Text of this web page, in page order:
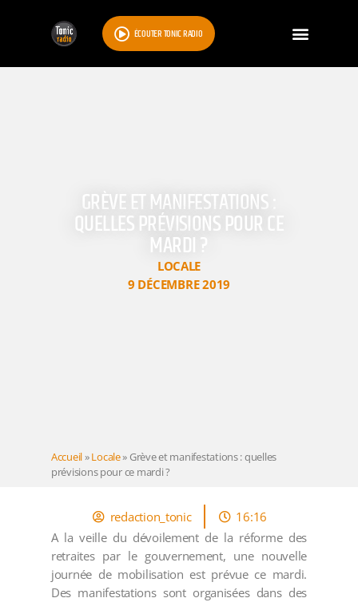
ÉCOUTER TONIC RADIO
GRÈVE ET MANIFESTATIONS :
QUELLES PRÉVISIONS POUR CE
MARDI ?
LOCALE
9 DÉCEMBRE 2019
Accueil»Locale» Grève et manifestations : quelles
prévisions pour ce mardi ?
redaction_tonic
16:16
A la veille du dévoilement de la réforme des
retraites par le gouvernement, une nouvelle
journée de mobilisation est prévue ce mardi.
Des manifestations sont organisées dans des